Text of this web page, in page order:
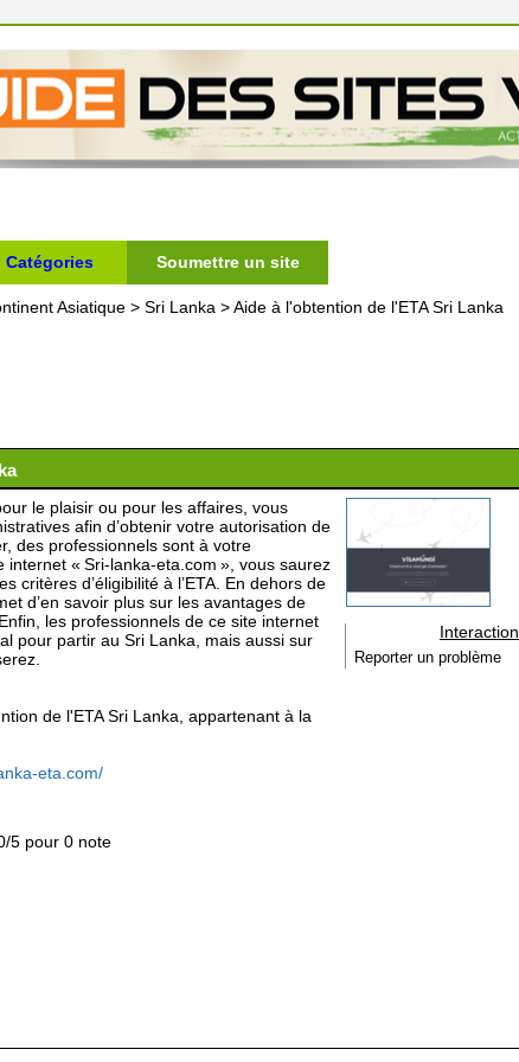
Catégories Soumettre un site
Asiatique > Sri Lanka >Aide à l'obtention de l'ETA Sri Lanka
le plaisir ou pour les affaires, vous
afin d’obtenir votre autorisation de
des professionnels sont à votre
« Sri-lanka-eta.com », vous saurez
critères d’éligibilité à l’ETA. En dehors de
d’en savoir plus sur les avantages de
les professionnels de ce site internet
pour partir au Sri Lanka, mais aussi sur
de l'ETA Sri Lanka, appartenant à la
eta.com/
5 pour 0 note
Interaction
Reporter un problème